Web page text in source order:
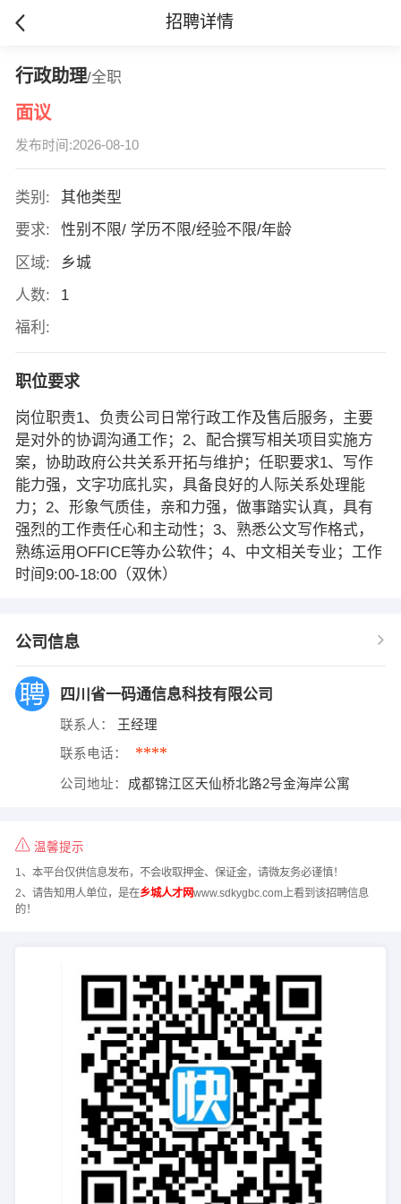
招聘详情
行政助理/全职
面议
发布时间:2026-08-10
类别:
其他类型
要求:
性别不限/ 学历不限/经验不限/年龄
区域:
乡城
人数:
1
福利:
职位要求
岗位职责1、负责公司日常行政工作及售后服务，主要
是对外的协调沟通工作；2、配合撰写相关项目实施方
案，协助政府公共关系开拓与维护；任职要求1、写作
能力强，文字功底扎实，具备良好的人际关系处理能
力；2、形象气质佳，亲和力强，做事踏实认真，具有
强烈的工作责任心和主动性；3、熟悉公文写作格式，
熟练运用OFFICE等办公软件；4、中文相关专业；工作
时间9:00-18:00（双休）
公司信息
四川省一码通信息科技有限公司
联系人： 王经理
联系电话： ****
公司地址： 成都锦江区天仙桥北路2号金海岸公寓
温馨提示
1、本平台仅供信息发布，不会收取押金、保证金，请微友务必谨慎！
2、请告知用人单位，是在乡城人才网www.sdkygbc.com上看到该招聘信息
的！